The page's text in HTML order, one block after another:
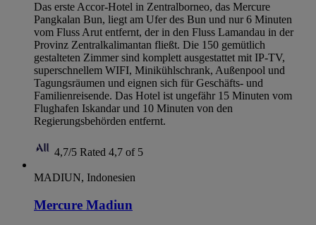
Das erste Accor-Hotel in Zentralborneo, das Mercure
Pangkalan Bun, liegt am Ufer des Bun und nur 6 Minuten
vom Fluss Arut entfernt, der in den Fluss Lamandau in der
Provinz Zentralkalimantan fließt. Die 150 gemütlich
gestalteten Zimmer sind komplett ausgestattet mit IP-TV,
superschnellem WIFI, Minikühlschrank, Außenpool und
Tagungsräumen und eignen sich für Geschäfts- und
Familienreisende. Das Hotel ist ungefähr 15 Minuten vom
Flughafen Iskandar und 10 Minuten von den
Regierungsbehörden entfernt.
4,7/5 Rated 4,7 of 5
MADIUN, Indonesien
Mercure Madiun